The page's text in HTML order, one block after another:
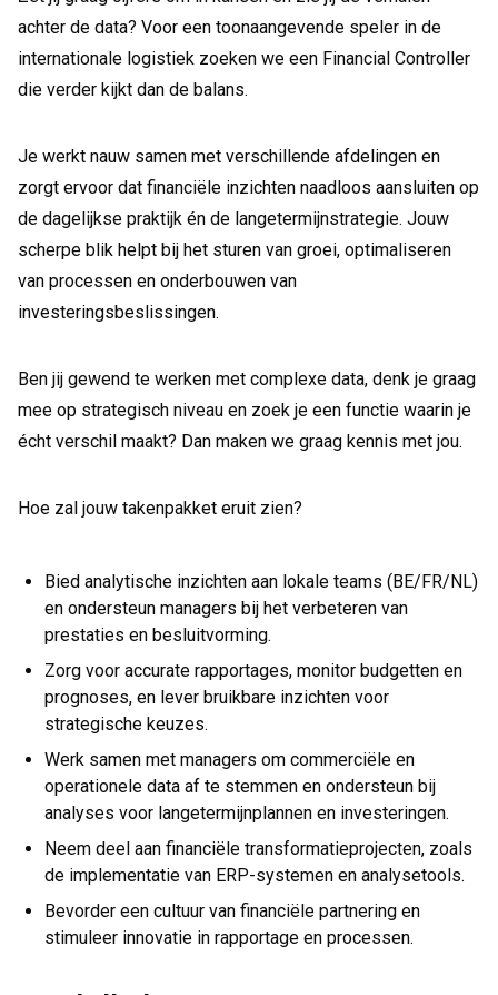
achter de data? Voor een toonaangevende speler in de
internationale logistiek zoeken we een Financial Controller
die verder kijkt dan de balans.
Je werkt nauw samen met verschillende afdelingen en
zorgt ervoor dat financiële inzichten naadloos aansluiten op
de dagelijkse praktijk én de langetermijnstrategie. Jouw
scherpe blik helpt bij het sturen van groei, optimaliseren
van processen en onderbouwen van
investeringsbeslissingen.
Ben jij gewend te werken met complexe data, denk je graag
mee op strategisch niveau en zoek je een functie waarin je
écht verschil maakt? Dan maken we graag kennis met jou.
Hoe zal jouw takenpakket eruit zien?
Bied analytische inzichten aan lokale teams (BE/FR/NL)
en ondersteun managers bij het verbeteren van
prestaties en besluitvorming.
Zorg voor accurate rapportages, monitor budgetten en
prognoses, en lever bruikbare inzichten voor
strategische keuzes.
Werk samen met managers om commerciële en
operationele data af te stemmen en ondersteun bij
analyses voor langetermijnplannen en investeringen.
Neem deel aan financiële transformatieprojecten, zoals
de implementatie van ERP-systemen en analysetools.
Bevorder een cultuur van financiële partnering en
stimuleer innovatie in rapportage en processen.